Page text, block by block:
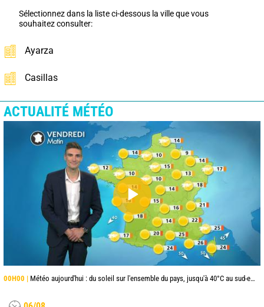
Sélectionnez dans la liste ci-dessous la ville que vous
souhaitez consulter:
Ayarza
Casillas
ACTUALITÉ MÉTÉO
00H00 | Météo aujourd'hui : du soleil sur l'ensemble du pays, jusqu'à 40°C au sud-est